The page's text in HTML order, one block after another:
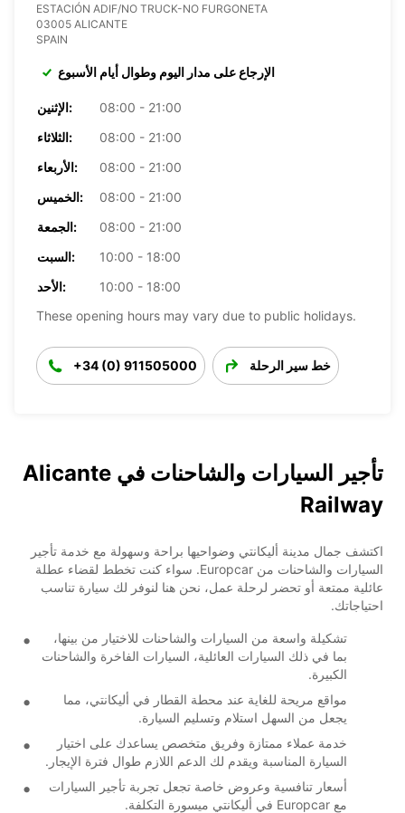
ESTACIÓN ADIF/NO TRUCK-NO FURGONETA
03005 ALICANTE
SPAIN
الإرجاع على مدار اليوم وطوال أيام الأسبوع
الإثنين:
08:00 - 21:00
الثلاثاء:
08:00 - 21:00
الأربعاء:
08:00 - 21:00
الخميس:
08:00 - 21:00
الجمعة:
08:00 - 21:00
السبت:
10:00 - 18:00
الأحد:
10:00 - 18:00
These opening hours may vary due to public holidays.
+34 (0) 911505000 خط سير الرحلة
تأجير السيارات والشاحنات في Alicante
Railway
اكتشف جمال مدينة أليكانتي وضواحيها براحة وسهولة مع خدمة تأجير
السيارات والشاحنات من Europcar. سواء كنت تخطط لقضاء عطلة
عائلية ممتعة أو تحضر لرحلة عمل، نحن هنا لنوفر لك سيارة تناسب
احتياجاتك.
تشكيلة واسعة من السيارات والشاحنات للاختيار من بينها،
بما في ذلك السيارات العائلية، السيارات الفاخرة والشاحنات
الكبيرة.
مواقع مريحة للغاية عند محطة القطار في أليكانتي، مما
يجعل من السهل استلام وتسليم السيارة.
خدمة عملاء ممتازة وفريق متخصص يساعدك على اختيار
السيارة المناسبة ويقدم لك الدعم اللازم طوال فترة الإيجار.
أسعار تنافسية وعروض خاصة تجعل تجربة تأجير السيارات
مع Europcar في أليكانتي ميسورة التكلفة.